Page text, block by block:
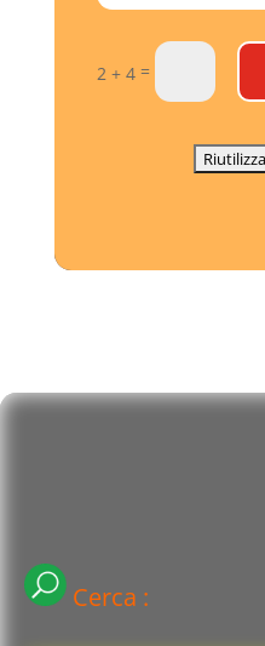
2 + 4 =
Cerca :